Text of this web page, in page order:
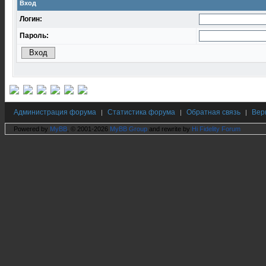
Вход
Логин:
Пароль:
Администрация форума | Статистика форума | Обратная связь |
Powered by MyBB , © 2001-2026 MyBB Group and rewrite by Hi Fidelity Forum